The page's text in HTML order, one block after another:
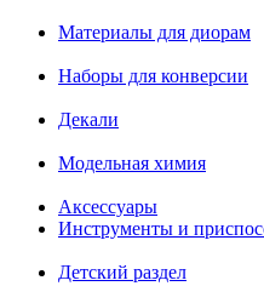
Материалы для диорам
Наборы для конверсии
Декали
Модельная химия
Аксессуары
Инструменты и
Детский раздел